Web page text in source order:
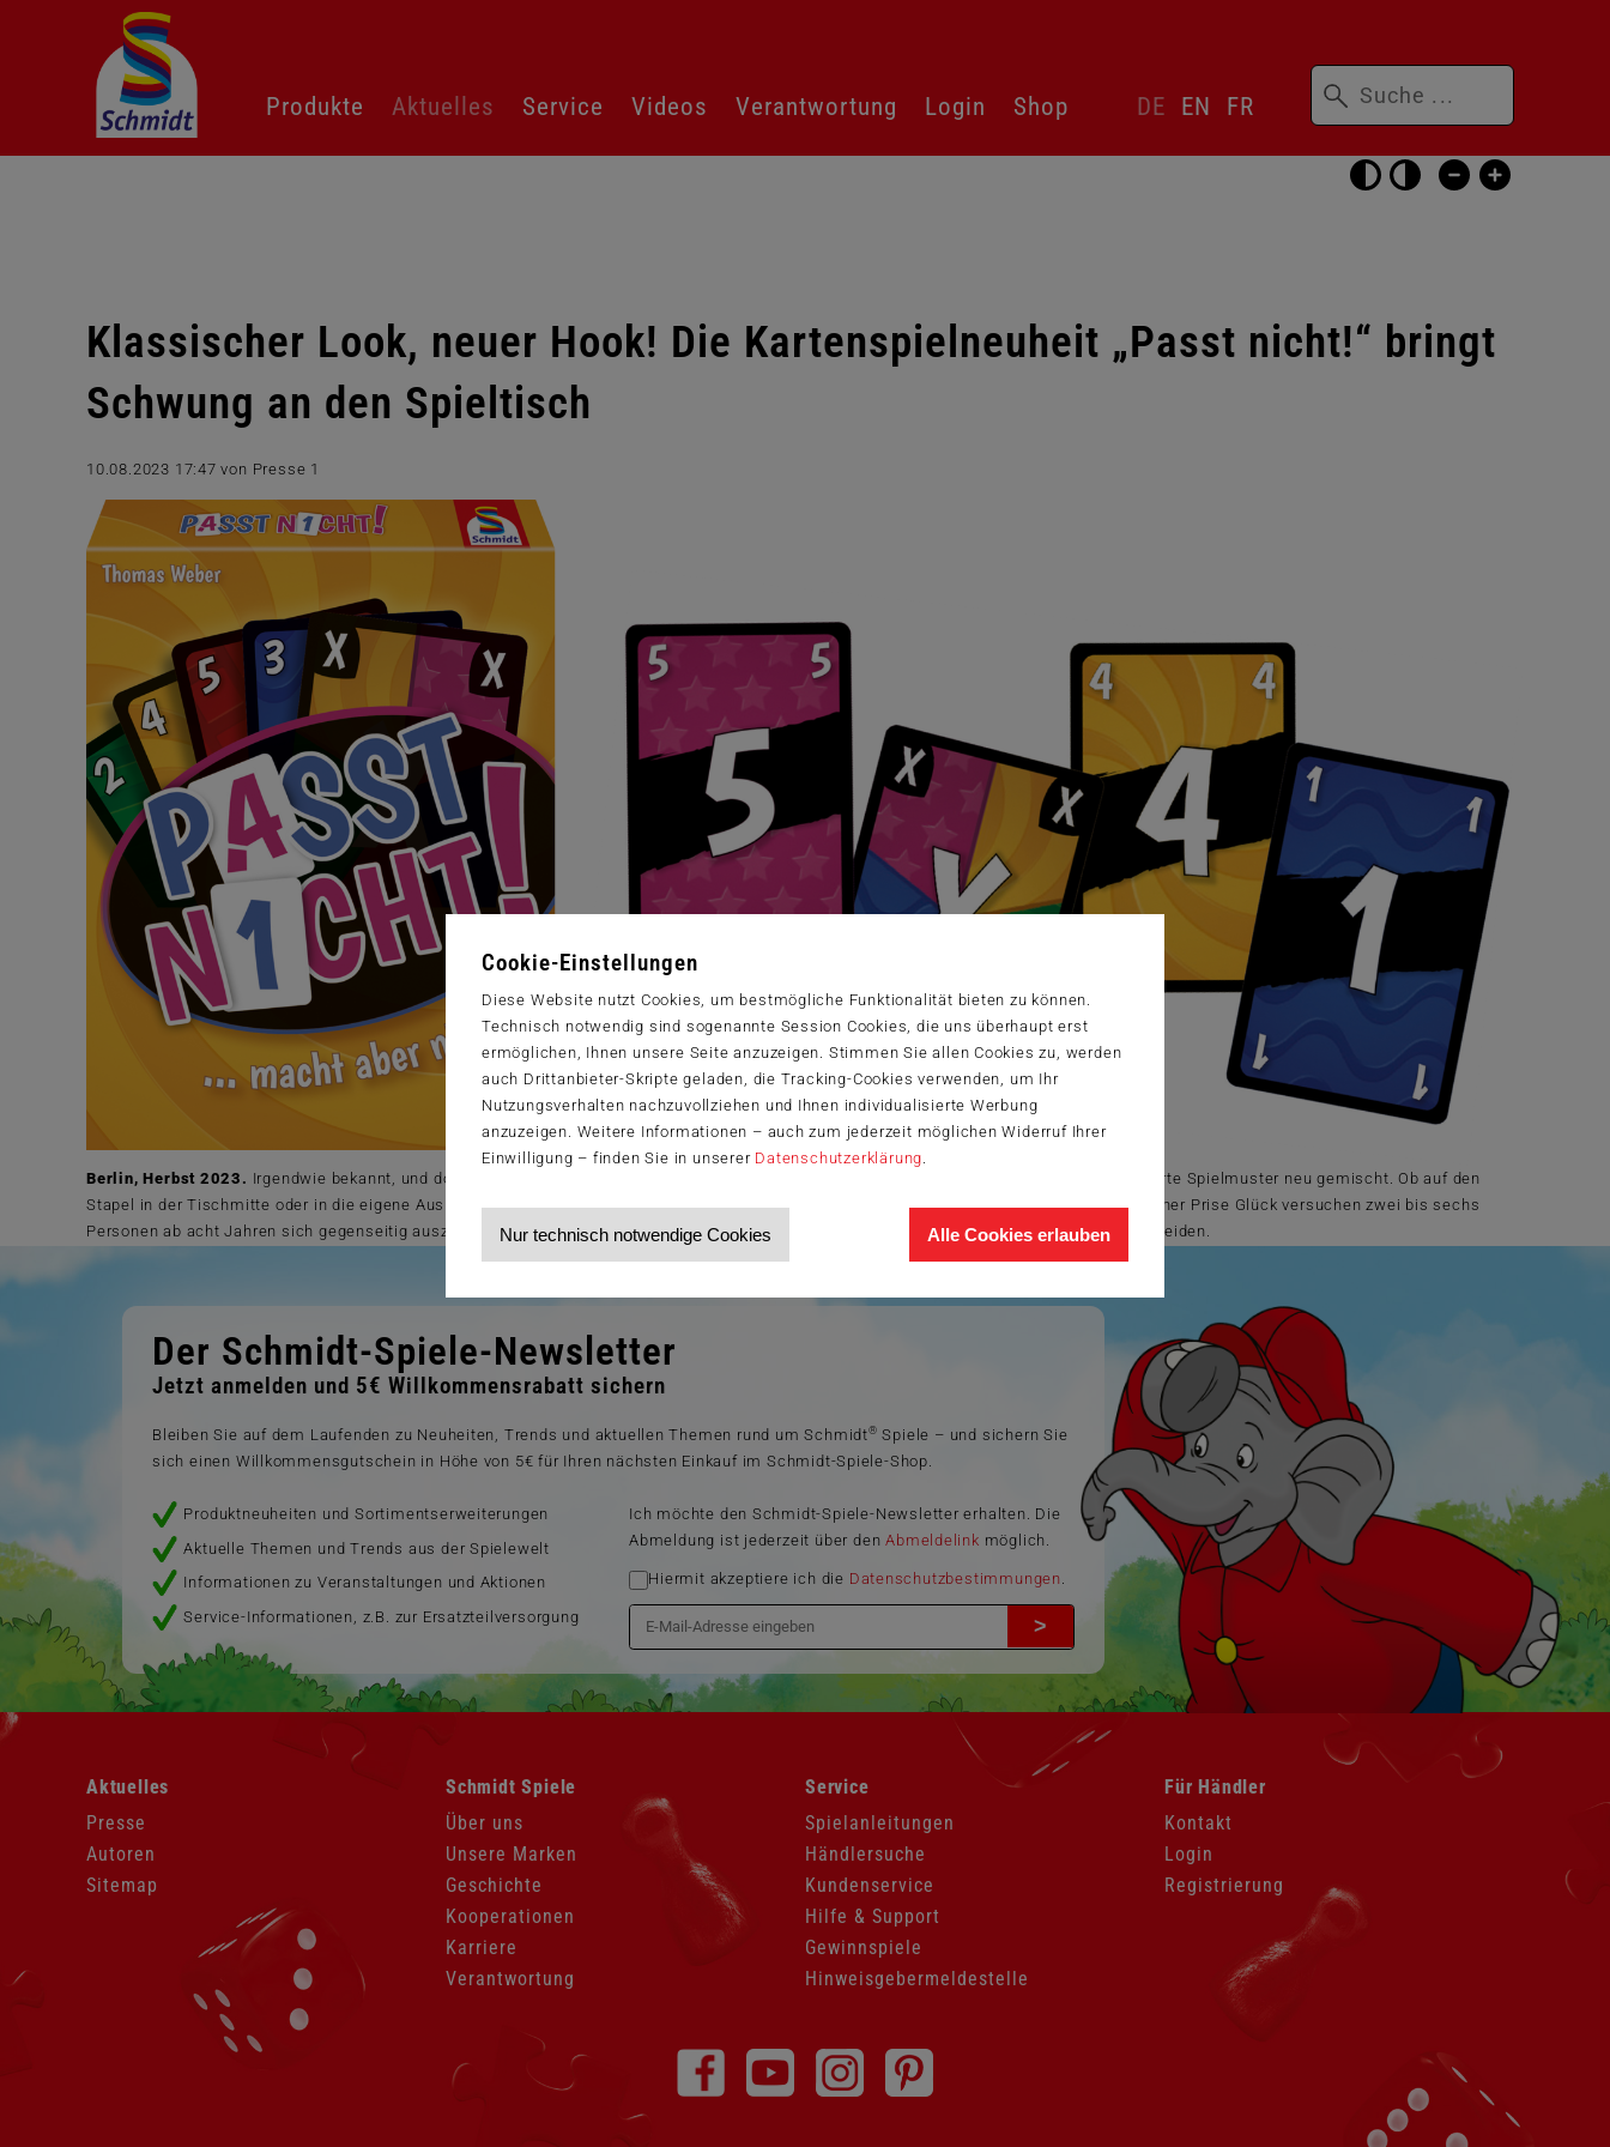
Cookie-Einstellungen
Diese Website nutzt Cookies, um bestmögliche Funktionalität bieten zu können.
Technisch notwendig sind sogenannte Session Cookies, die uns überhaupt erst
ermöglichen, Ihnen unsere Seite anzuzeigen. Stimmen Sie allen Cookies zu, werden
auch Drittanbieter-Skripte geladen, die Tracking-Cookies verwenden, um Ihr
Nutzungsverhalten nachzuvollziehen und Ihnen individualisierte Werbung
anzuzeigen. Weitere Informationen – auch zum jederzeit möglichen Widerruf Ihrer
Einwilligung – finden Sie in unserer Datenschutzerklärung
Nur technisch notwendige Cookies Alle Cookies erlauben
Barrierefrei-
Einstellungen
überspringen
überspringen
Produkte Aktuelles Service Videos Verantwortung Login Shop
überspringen
DE EN FR
Suchbegriffe
Klassischer Look, neuer Hook! Die Kartenspielneuheit „Passt nicht!“ bringt
Schwung an den Spieltisch
10.08.2023 17:47 von Presse 1
Berlin, Herbst 2023. Irgendwie bekannt, und doch völlig neu: Beim farbenfrohen neuen Kartenspielspaß von Schmidt Spiele® werden bewährte Spielmuster neu gemischt. Ob auf den
Stapel in der Tischmitte oder in die eigene Auslage – hier geht es nicht nur um das schnelle Ablegen von Karten. Mit viel Geschick und ein einer Prise Glück versuchen zwei bis sechs
Personen ab acht Jahren sich gegenseitig auszuspielen, Punkte zu stehlen und selbst zu sammeln, um das Spiel am Ende für sich zu entscheiden.
Der Schmidt-Spiele-Newsletter
Jetzt anmelden und 5€ Willkommensrabatt sichern
Bleiben Sie auf dem Laufenden zu Neuheiten, Trends und aktuellen Themen rund um Schmidt® Spiele – und sichern Sie
sich einen Willkommensgutschein in Höhe von 5€ für Ihren nächsten Einkauf im Schmidt-Spiele-Shop.
Produktneuheiten und Sortimentserweiterungen
Aktuelle Themen und Trends aus der Spielewelt
Informationen zu Veranstaltungen und Aktionen
Service-Informationen, z.B. zur Ersatzteilversorgung
Ich möchte den Schmidt-Spiele-Newsletter erhalten. Die
Abmeldung ist jederzeit über denAbmeldelink möglich.
Hiermit akzeptiere ich die Datenschutzbestimmungen
>
überspringen
Aktuelles
Presse
Autoren
Sitemap
Navigation
überspringen
Schmidt Spiele
Über uns
Unsere Marken
Geschichte
Kooperationen
Karriere
Verantwortung
Navigation
überspringen
Service
Spielanleitungen
Händlersuche
Kundenservice
Hilfe & Support
Gewinnspiele
Hinweisgebermeldestelle
Navigation
überspringen
Für Händler
Kontakt
Login
Registrierung